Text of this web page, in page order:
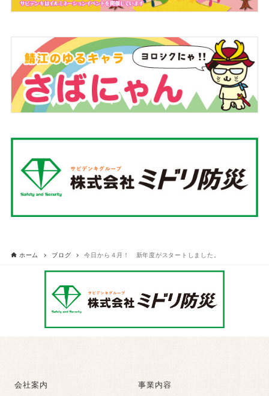
ホーム ブログ 今日から４月！ 新年度がスタートしました。
会社案内
事業内容